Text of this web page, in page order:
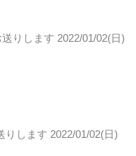
りします 2022/01/02(日)
りします 2022/01/02(日)